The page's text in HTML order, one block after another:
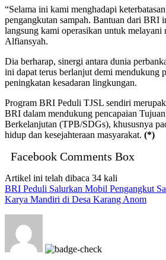
“Selama ini kami menghadapi
pengangkutan sampah. Bantuan dari BRI
langsung kami operasikan untuk melayani
Alfiansyah.
Dia berharap, sinergi antara dunia
ini dapat terus berlanjut demi mendukung
peningkatan kesadaran lingkungan.
Program BRI Peduli TJSL sendiri
BRI dalam mendukung pencapaian
Berkelanjutan (TPB/SDGs), khususnya
hidup dan kesejahteraan masyarakat. (*)
Facebook Comments Box
Artikel ini telah dibaca 34 kali
BRI Peduli Salurkan Mobil Pengangkut
Karya Mandiri di Desa Karang Anom